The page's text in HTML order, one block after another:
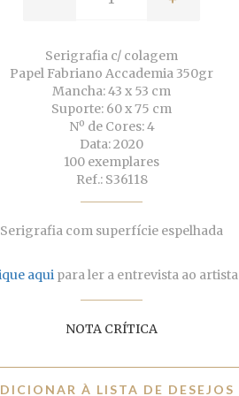
Serigrafia c/ colagem
Papel Fabriano Accademia 350gr
Mancha: 43 x 53 cm
Suporte: 60 x 75 cm
Nº de Cores: 4
Data: 2020
100 exemplares
Ref.: S36118
Serigrafia com superfície espelhada
aquipara ler a entrevista ao artista
NOTA CRÍTICA
À LISTA DE DESEJOS